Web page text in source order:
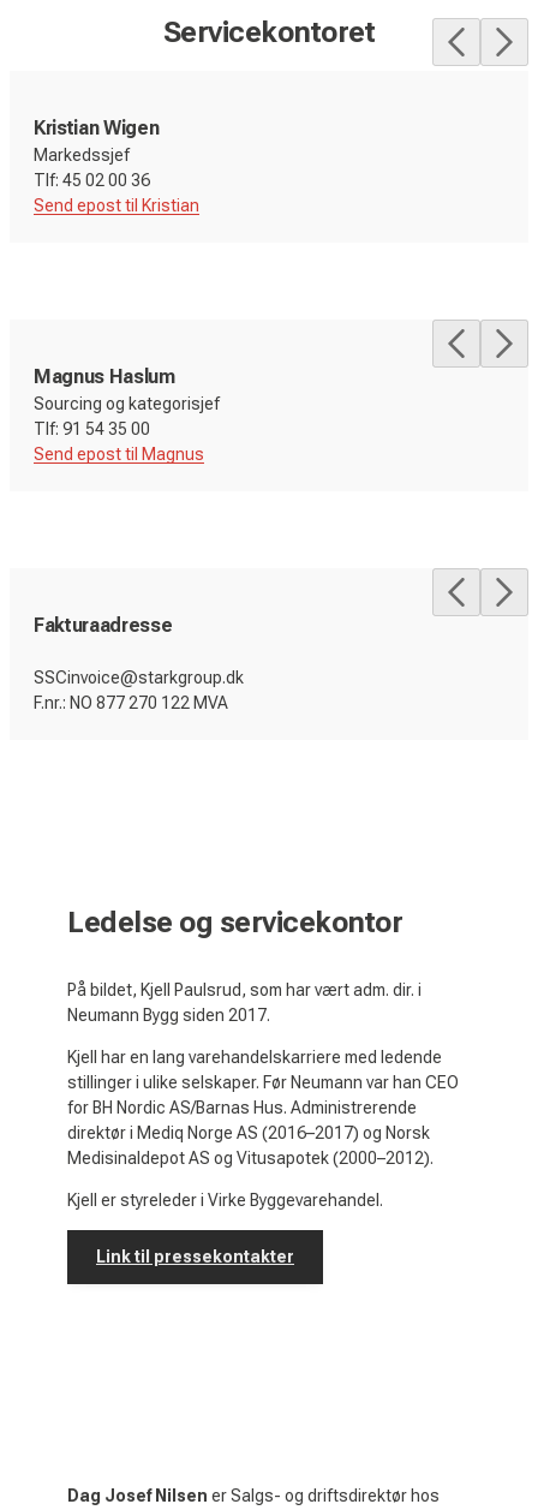
Servicekontoret
Kristian Wigen
Markedssjef
Send epost til Kristian
Magnus Haslum
Sourcing og kategorisjef
Send epost til Magnus
Fakturaadresse
SSCinvoice@starkgroup.dk
F.nr.: NO 877 270 122 MVA
Ledelse og servicekontor
På bildet, Kjell Paulsrud, som har vært adm. dir. i
Neumann Bygg siden 2017.
Kjell har en lang varehandelskarriere med ledende
stillinger i ulike selskaper. Før Neumann var han CEO
for BH Nordic AS/Barnas Hus. Administrerende
direktør i Mediq Norge AS (2016–2017) og Norsk
Medisinaldepot AS og Vitusapotek (2000–2012).
Kjell er styreleder i Virke Byggevarehandel.
Link til pressekontakter
Dag Josef Nilsen er Salgs- og driftsdirektør hos